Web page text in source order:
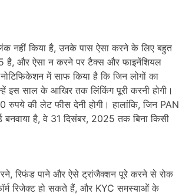
नहीं किया है, उनके पास ऐसा करने के लिए बहुत
है, और ऐसा न करने पर टैक्स और फाइनेंशियल
में साफ किया है कि जिन लोगों का
इस साल के आखिर तक लिंकिंग पूरी करनी होगी।
की लेट फीस देनी होगी। हालांकि, जिन PAN
है, वे 31 दिसंबर, 2025 तक बिना किसी
रिफंड पाने और ऐसे ट्रांजैक्शन पूरे करने से रोक
रिजेक्ट हो सकते हैं, और KYC समस्याओं के